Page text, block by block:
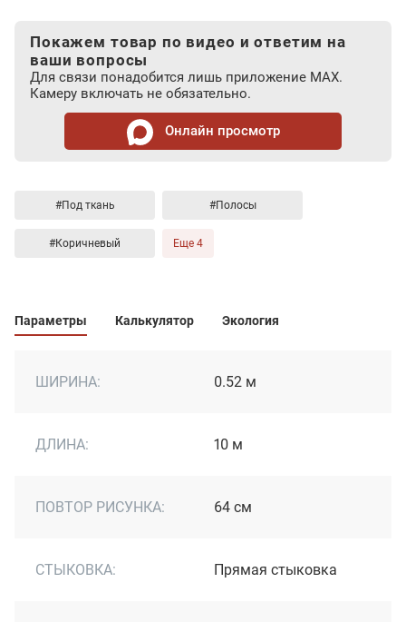
Покажем товар по видео и ответим на
ваши вопросы
Для связи понадобится лишь приложение MAX.
Камеру включать не обязательно.
Онлайн просмотр
#Под ткань #Полосы
#Коричневый Еще 4
Параметры Калькулятор Экология
ШИРИНА: 0.52 м
ДЛИНА: 10 м
ПОВТОР РИСУНКА: 64 см
СТЫКОВКА: Прямая стыковка